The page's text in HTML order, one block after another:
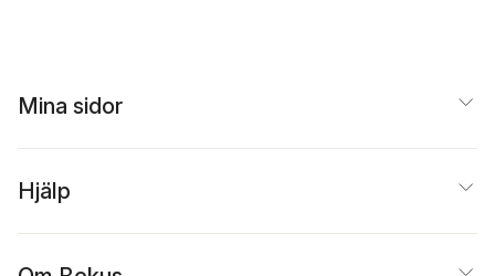
Mina sidor
Hjälp